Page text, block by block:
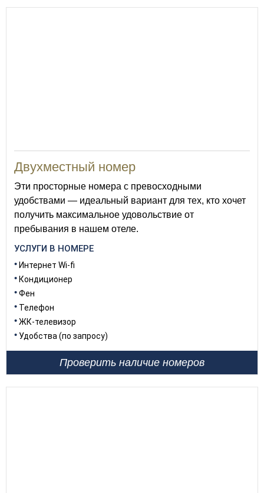
Двухместный номер
Эти просторные номера с превосходными
удобствами — идеальный вариант для тех, кто хочет
получить максимальное удовольствие от
пребывания в нашем отеле.
УСЛУГИ В НОМЕРЕ
Интернет Wi-fi
Кондиционер
Фен
Телефон
ЖК-телевизор
Удобства (по запросу)
Проверить наличие номеров